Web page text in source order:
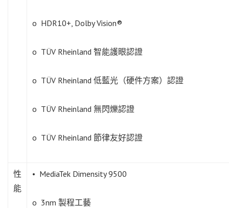
o HDR10+, Dolby Vision®
o TÜV Rheinland 智能護眼認證
o TÜV Rheinland 低藍光（硬件方案）認證
o TÜV Rheinland 無閃爍認證
o TÜV Rheinland 節律友好認證
性
能
• MediaTek Dimensity 9500
o 3nm 製程工藝